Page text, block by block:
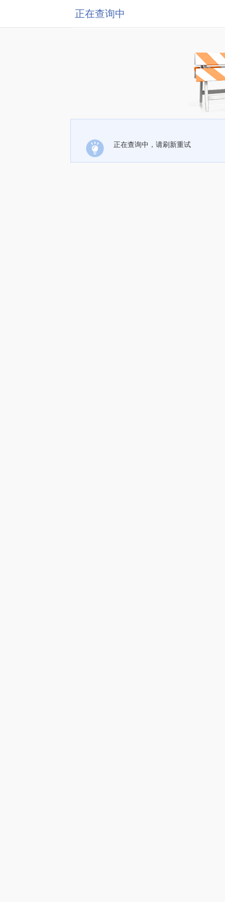
正在查询中
正在查询中，请刷新重试